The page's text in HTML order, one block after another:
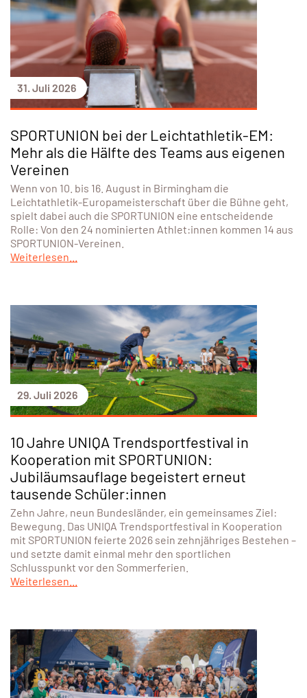
31. Juli 2026
SPORTUNION bei der Leichtathletik-EM:
Mehr als die Hälfte des Teams aus eigenen
Vereinen
Wenn von 10. bis 16. August in Birmingham die
Leichtathletik-Europameisterschaft über die Bühne geht,
spielt dabei auch die SPORTUNION eine entscheidende
Rolle: Von den 24 nominierten Athlet:innen kommen 14 aus
SPORTUNION-Vereinen.
Weiterlesen...
29. Juli 2026
10 Jahre UNIQA Trendsportfestival in
Kooperation mit SPORTUNION:
Jubiläumsauflage begeistert erneut
tausende Schüler:innen
Zehn Jahre, neun Bundesländer, ein gemeinsames Ziel:
Bewegung. Das UNIQA Trendsportfestival in Kooperation
mit SPORTUNION feierte 2026 sein zehnjähriges Bestehen –
und setzte damit einmal mehr den sportlichen
Schlusspunkt vor den Sommerferien.
Weiterlesen...